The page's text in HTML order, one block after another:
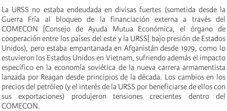
La URSS no estaba endeudada en divisas fuertes (sometida desde la
Guerra Fría al bloqueo de la financiación externa a través del
COMECON [Consejo de Ayuda Mutua Económica, el órgano de
cooperación entre los países del este y la URSS] bajo presión de Estados
Unidos), pero estaba empantanada en Afganistán desde 1979, como lo
estuvieron los Estados Unidos en Vietnam, sufriendo además el impacto
específico en la economía soviética de la nueva carrera armamentista
lanzada por Reagan desde principios de la década. Los cambios en los
precios del petróleo (y el interés de la URSS por beneficiarse de ellos con
sus exportaciones) produjeron tensiones crecientes dentro del
COMECON.